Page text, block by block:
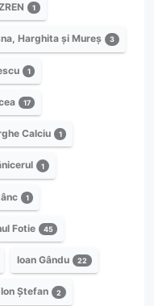
1
Harghita și Mureș 3
1
17
Calciu 1
1
1
Fotie 45
Ioan Gându 22
Ion Ștefan 2